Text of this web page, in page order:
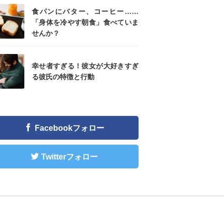
食パンにバター、コーヒー……
「身体を冷やす朝食」食べていま
せんか？
幸せ者すぎる！彼女が大好きすぎ
る彼氏の特徴と行動
Facebookフォロー
Twitterフォロー